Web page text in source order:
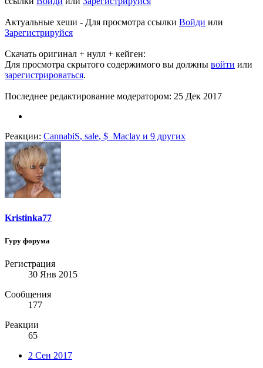
Актуальные хеши - Для просмотра ссылки Войди или
Зарегистрируйся
Скачать оригинал + нулл + кейген:
Для просмотра скрытого содержимого вы должны войти или
зарегистрироваться.
Последнее редактирование модератором: 25 Дек 2017
Реакции: CannabiS, sale, $_Maclay и 9 других
Kristinka77
Гуру форума
Регистрация
30 Янв 2015
Сообщения
177
Реакции
65
2 Сен 2017